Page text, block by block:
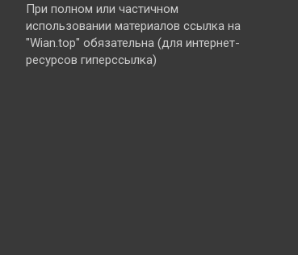
При полном или частичном
использовании материалов ссылка на
"Wian.top" обязательна (для интернет-
ресурсов гиперссылка)